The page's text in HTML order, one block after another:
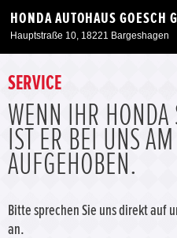
HONDA AUTOHAUS GOESCH
Hauptstraße 10, 18221 Bargeshagen
Neuwagen
Gebrauchtwagen
Angebote
Service & Zubehör
SERVICE
WENN IHR HONDA
IST ER BEI UNS
AUFGEHOBEN.
Bitte sprechen Sie uns direkt auf
an.